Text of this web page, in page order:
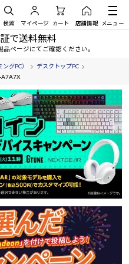
検索 マイページ カート 店舗情報 メニュー
で送料無料
ページにてご確認ください。
グPC）
デスクトップPC
A7A7X